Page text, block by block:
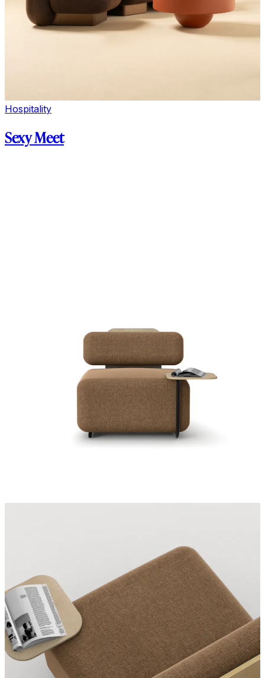
Hospitality
Sexy Meet